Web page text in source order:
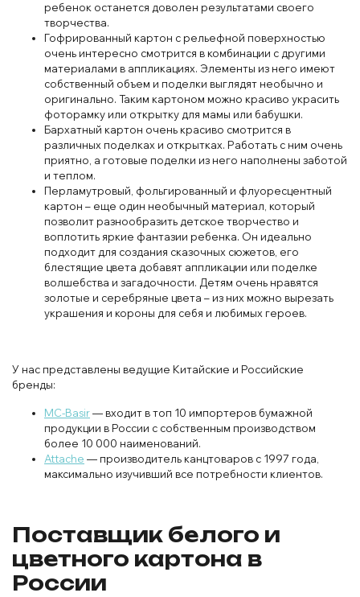
ребенок останется доволен результатами своего
творчества.
Гофрированный картон с рельефной поверхностью
очень интересно смотрится в комбинации с другими
материалами в аппликациях. Элементы из него имеют
собственный объем и поделки выглядят необычно и
оригинально. Таким картоном можно красиво украсить
фоторамку или открытку для мамы или бабушки.
Бархатный картон очень красиво смотрится в
различных поделках и открытках. Работать с ним очень
приятно, а готовые поделки из него наполнены заботой
и теплом.
Перламутровый, фольгированный и флуоресцентный
картон – еще один необычный материал, который
позволит разнообразить детское творчество и
воплотить яркие фантазии ребенка. Он идеально
подходит для создания сказочных сюжетов, его
блестящие цвета добавят аппликации или поделке
волшебства и загадочности. Детям очень нравятся
золотые и серебряные цвета – из них можно вырезать
украшения и короны для себя и любимых героев.
У нас представлены ведущие Китайские и Российские
бренды:
MC-Basir— входит в топ 10 импортеров бумажной
продукции в России с собственным производством
более 10 000 наименований.
Attache — производитель канцтоваров с 1997 года,
максимально изучивший все потребности клиентов.
Поставщик белого и
цветного картона в
России